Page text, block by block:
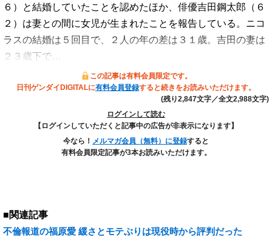
６）と結婚していたことを認めたほか、俳優吉田鋼太郎（６
２）は妻との間に女児が生まれたことを報告している。ニコ
ラスの結婚は５回目で、２人の年の差は３１歳。吉田の妻は
２３歳下で…
この記事は有料会員限定です。
日刊ゲンダイDIGITALに有料会員登録すると続きをお読みいただけます。
(残り2,847文字／全文2,988文字)
ログインして読む
【ログインしていただくと記事中の広告が非表示になります】
今なら！ メルマガ会員（無料）に登録すると
有料会員限定記事が3本お読みいただけます。
■関連記事
不倫報道の福原愛 緩さとモテぶりは現役時から評判だった